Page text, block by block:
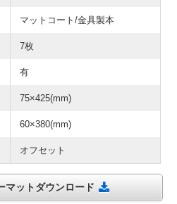
マットコート/金具製本
7枚
有
75×425(mm)
60×380(mm)
オフセット
ットダウンロード